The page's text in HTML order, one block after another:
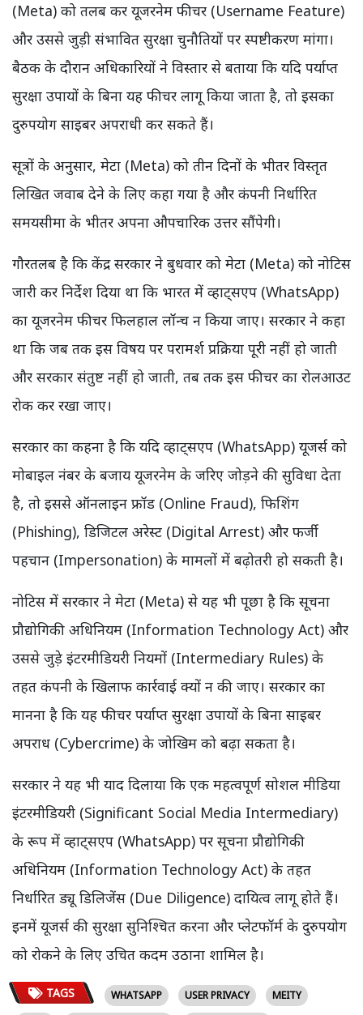
(Meta) को तलब कर यूजरनेम फीचर (Username Feature)
और उससे जुड़ी संभावित सुरक्षा चुनौतियों पर स्पष्टीकरण मांगा।
बैठक के दौरान अधिकारियों ने विस्तार से बताया कि यदि पर्याप्त
सुरक्षा उपायों के बिना यह फीचर लागू किया जाता है, तो इसका
दुरुपयोग साइबर अपराधी कर सकते हैं।
सूत्रों के अनुसार, मेटा (Meta) को तीन दिनों के भीतर विस्तृत
लिखित जवाब देने के लिए कहा गया है और कंपनी निर्धारित
समयसीमा के भीतर अपना औपचारिक उत्तर सौंपेगी।
गौरतलब है कि केंद्र सरकार ने बुधवार को मेटा (Meta) को नोटिस
जारी कर निर्देश दिया था कि भारत में व्हाट्सएप (WhatsApp)
का यूजरनेम फीचर फिलहाल लॉन्च न किया जाए। सरकार ने कहा
था कि जब तक इस विषय पर परामर्श प्रक्रिया पूरी नहीं हो जाती
और सरकार संतुष्ट नहीं हो जाती, तब तक इस फीचर का रोलआउट
रोक कर रखा जाए।
सरकार का कहना है कि यदि व्हाट्सएप (WhatsApp) यूजर्स को
मोबाइल नंबर के बजाय यूजरनेम के जरिए जोड़ने की सुविधा देता
है, तो इससे ऑनलाइन फ्रॉड (Online Fraud), फिशिंग
(Phishing), डिजिटल अरेस्ट (Digital Arrest) और फर्जी
पहचान (Impersonation) के मामलों में बढ़ोतरी हो सकती है।
नोटिस में सरकार ने मेटा (Meta) से यह भी पूछा है कि सूचना
प्रौद्योगिकी अधिनियम (Information Technology Act) और
उससे जुड़े इंटरमीडियरी नियमों (Intermediary Rules) के
तहत कंपनी के खिलाफ कार्रवाई क्यों न की जाए। सरकार का
मानना है कि यह फीचर पर्याप्त सुरक्षा उपायों के बिना साइबर
अपराध (Cybercrime) के जोखिम को बढ़ा सकता है।
सरकार ने यह भी याद दिलाया कि एक महत्वपूर्ण सोशल मीडिया
इंटरमीडियरी (Significant Social Media Intermediary)
के रूप में व्हाट्सएप (WhatsApp) पर सूचना प्रौद्योगिकी
अधिनियम (Information Technology Act) के तहत
निर्धारित ड्यू डिलिजेंस (Due Diligence) दायित्व लागू होते हैं।
इनमें यूजर्स की सुरक्षा सुनिश्चित करना और प्लेटफॉर्म के दुरुपयोग
को रोकने के लिए उचित कदम उठाना शामिल है।
TAGS WHATSAPP USER PRIVACY
MEITY